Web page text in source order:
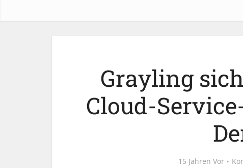
Grayling
Cloud-
15 Jahren Vor